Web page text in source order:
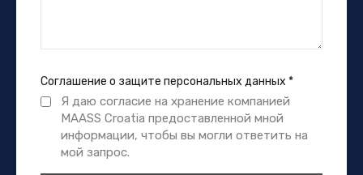
Соглашение о защите персональных данных *
Я даю согласие на хранение компанией
MAASS Croatia предоставленной мной
информации, чтобы вы могли ответить на
мой запрос.